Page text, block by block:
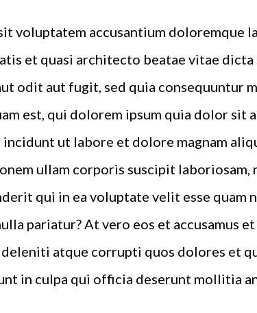
voluptatem accusantium doloremque
et quasi architecto beatae vitae
odit aut fugit, sed quia consequuntur
est, qui dolorem ipsum quia dolor sit
ut labore et dolore magnam
ullam corporis suscipit laboriosam,
qui in ea voluptate velit esse quam
pariatur? At vero eos et accusamus
atque corrupti quos dolores et
in culpa qui officia deserunt mollitia